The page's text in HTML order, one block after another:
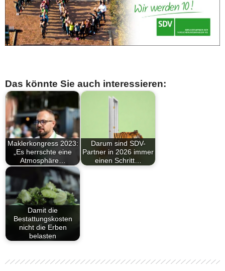
Das könnte Sie auch interessieren:
Maklerkongress 2023:
„Es herrschte eine
Atmosphäre…
Darum sind SDV-
Partner in 2026 immer
einen Schritt…
Damit die
Bestattungskosten
nicht die Erben
belasten